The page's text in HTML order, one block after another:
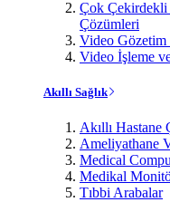
Çok Çekirdekli
Çözümleri
Video Gözetim
Video İşleme
Akıllı Sağlık
Akıllı Hastane
Ameliyathane
Medical
Medikal
Tıbbi Arabalar